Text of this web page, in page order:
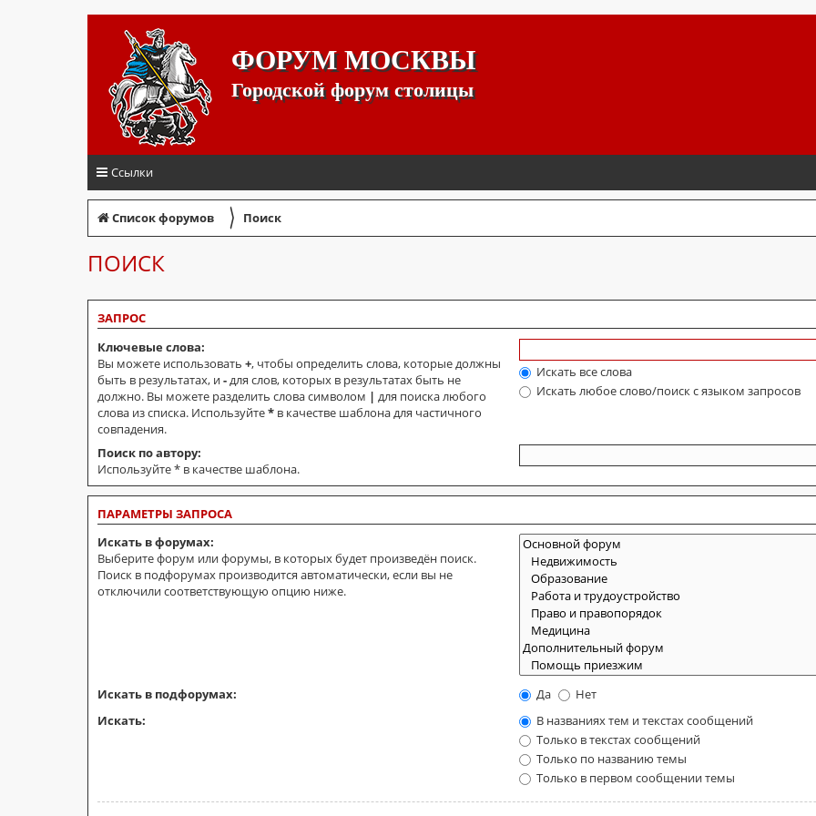
ФОРУМ МОСКВЫ
Городской форум столицы
Ссылки
Список форумов 〉 Поиск
ПОИСК
ЗАПРОС
Ключевые слова:
Вы можете использовать +, чтобы определить слова, которые должны
быть в результатах, и- для слов, которых в результатах быть не
должно. Вы можете разделить слова символом | для поиска любого
слова из списка. Используйте* в качестве шаблона для частичного
совпадения.
Искать все слова
Искать любое слово/поиск с языком запросов
Поиск по автору:
Используйте * в качестве шаблона.
ПАРАМЕТРЫ ЗАПРОСА
Искать в форумах:
Выберите форум или форумы, в которых будет произведён поиск.
Поиск в подфорумах производится автоматически, если вы не
отключили соответствующую опцию ниже.
Искать в подфорумах: Да
Нет
Искать:
В названиях тем и текстах сообщений
Только в текстах сообщений
Только по названию темы
Только в первом сообщении темы